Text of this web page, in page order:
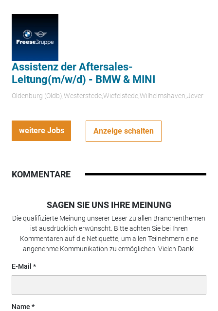
Assistenz der Aftersales-
Leitung(m/w/d) - BMW & MINI
Oldenburg (Oldb);Westerstede;Wiefelstede;Wilhelmshaven;Jever
weitere Jobs Anzeige schalten
KOMMENTARE
SAGEN SIE UNS IHRE MEINUNG
Die qualifizierte Meinung unserer Leser zu allen Branchenthemen
ist ausdrücklich erwünscht. Bitte achten Sie bei Ihren
Kommentaren auf die Netiquette, um allen Teilnehmern eine
angenehme Kommunikation zu ermöglichen. Vielen Dank!
E-Mail
Name